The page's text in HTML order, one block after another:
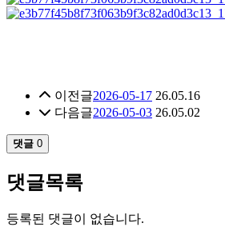
이전글2026-05-17 26.05.16
다음글2026-05-03 26.05.02
댓글 0
댓글목록
등록된 댓글이 없습니다.